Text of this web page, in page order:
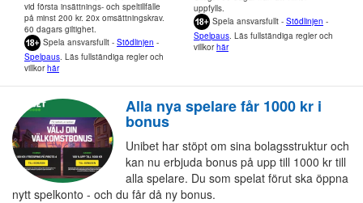
vid första insättnings- och speltillfälle
på minst 200 kr. 20x omsättningskrav.
60 dagars giltighet.
Spela ansvarsfullt - Stödlinjen -
Spelpaus. Läs fullständiga regler och
villkorhär
uppfylls.
Spela ansvarsfullt - Stödlinjen -
Spelpaus. Läs fullständiga regler och
villkorhär
Alla nya spelare får 1000 kr i
bonus
Unibet har stöpt om sina bolagsstruktur och
kan nu erbjuda bonus på upp till 1000 kr till
alla spelare. Du som spelat förut ska öppna
nytt spelkonto - och du får då ny bonus.